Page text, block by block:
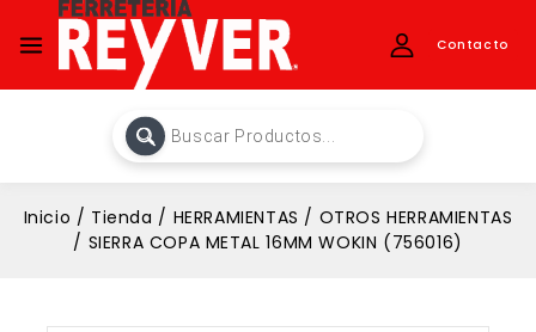
Contacto
Inicio / Tienda / HERRAMIENTAS / OTROS HERRAMIENTAS
/ SIERRA COPA METAL 16MM WOKIN (756016)